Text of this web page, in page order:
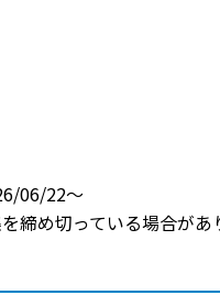
06/22～
締め切っている場合があ